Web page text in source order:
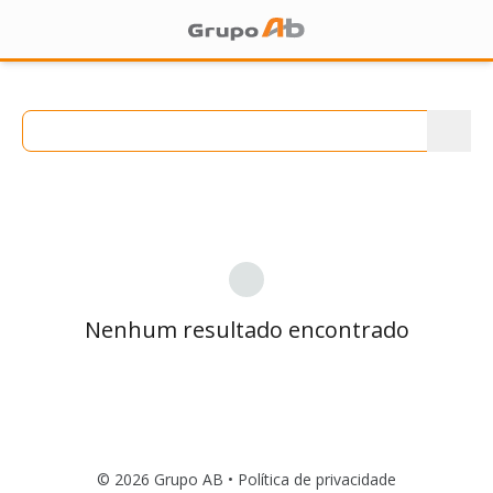
Nenhum resultado encontrado
© 2026 Grupo AB • Política de privacidade